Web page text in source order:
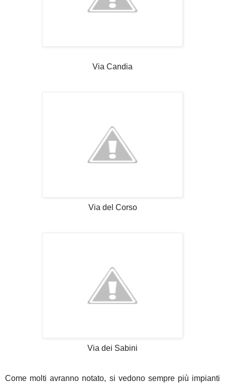
Via Candia
Via del Corso
Via dei Sabini
Come molti avranno notato, si vedono sempre più impianti